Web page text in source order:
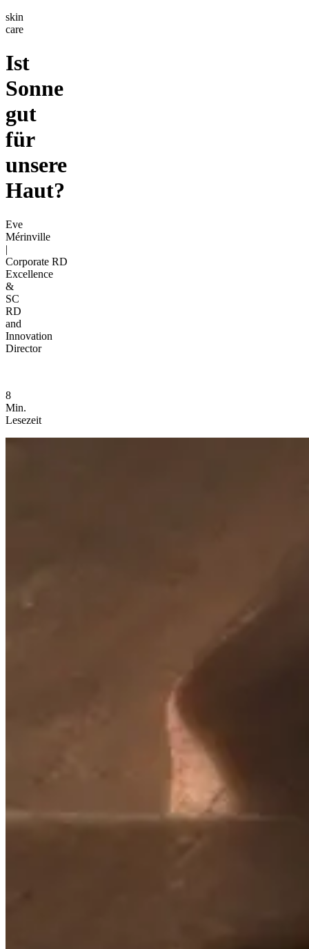
skin
care
Ist
Sonne
gut
für
unsere
Haut?
Eve
Mérinville
|
Corporate RD
Excellence
&
SC
RD
and
Innovation
Director
8
Min.
Lesezeit